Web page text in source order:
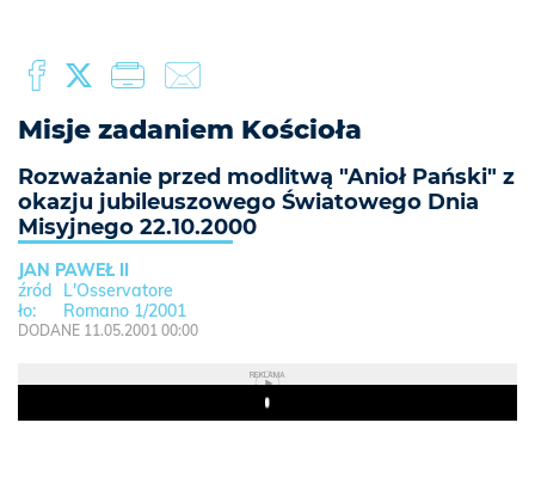
Misje zadaniem Kościoła
Rozważanie przed modlitwą "Anioł Pański" z
okazju jubileuszowego Światowego Dnia
Misyjnego 22.10.2000
JAN PAWEŁ II
L'Osservatore
Romano 1/2001
DODANE 11.05.2001 00:00
REKLAMA
Play